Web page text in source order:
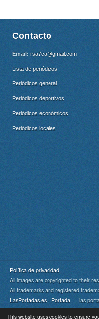
This website uses cookies to ensure
Contacto
Email: rsa7ca@gmail.com
Lista de periódicos
Periódicos general
Periódicos deportivos
Periódicos económicos
Periódicos locales
Política de privacidad
All images are copyrighted to their
All trademarks and registered
LasPortadas.es - Portada las